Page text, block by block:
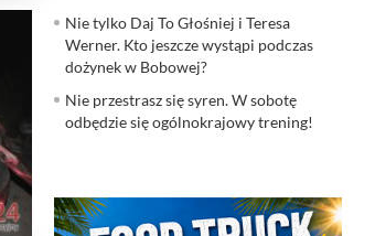
Nie tylko Daj To Głośniej i Teresa
Werner. Kto jeszcze wystąpi podczas
dożynek w Bobowej?
Nie przestrasz się syren. W sobotę
odbędzie się ogólnokrajowy trening!